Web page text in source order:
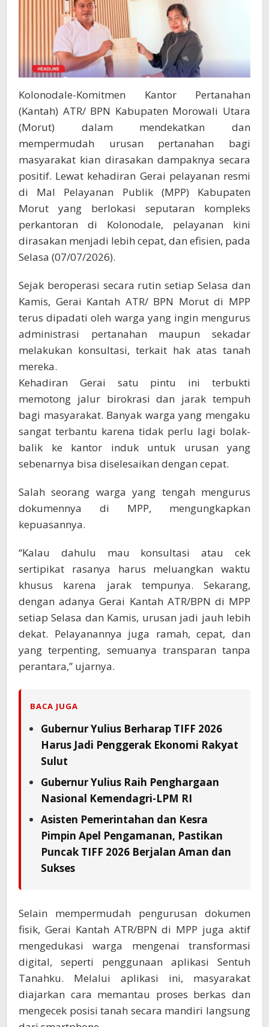
Kolonodale-Komitmen Kantor Pertanahan
(Kantah) ATR/ BPN Kabupaten Morowali Utara
(Morut) dalam mendekatkan dan
mempermudah urusan pertanahan bagi
masyarakat kian dirasakan dampaknya secara
positif. Lewat kehadiran Gerai pelayanan resmi
di Mal Pelayanan Publik (MPP) Kabupaten
Morut yang berlokasi seputaran kompleks
perkantoran di Kolonodale, pelayanan kini
dirasakan menjadi lebih cepat, dan efisien, pada
Selasa (07/07/2026).
Sejak beroperasi secara rutin setiap Selasa dan
Kamis, Gerai Kantah ATR/ BPN Morut di MPP
terus dipadati oleh warga yang ingin mengurus
administrasi pertanahan maupun sekadar
melakukan konsultasi, terkait hak atas tanah
mereka.
Kehadiran Gerai satu pintu ini terbukti
memotong jalur birokrasi dan jarak tempuh
bagi masyarakat. Banyak warga yang mengaku
sangat terbantu karena tidak perlu lagi bolak-
balik ke kantor induk untuk urusan yang
sebenarnya bisa diselesaikan dengan cepat.
Salah seorang warga yang tengah mengurus
dokumennya di MPP, mengungkapkan
kepuasannya.
“Kalau dahulu mau konsultasi atau cek
sertipikat rasanya harus meluangkan waktu
khusus karena jarak tempunya. Sekarang,
dengan adanya Gerai Kantah ATR/BPN di MPP
setiap Selasa dan Kamis, urusan jadi jauh lebih
dekat. Pelayanannya juga ramah, cepat, dan
yang terpenting, semuanya transparan tanpa
perantara,” ujarnya.
BACA JUGA
Gubernur Yulius Berharap TIFF 2026
Harus Jadi Penggerak Ekonomi Rakyat
Sulut
Gubernur Yulius Raih Penghargaan
Nasional Kemendagri-LPM RI
Asisten Pemerintahan dan Kesra
Pimpin Apel Pengamanan, Pastikan
Puncak TIFF 2026 Berjalan Aman dan
Sukses
Selain mempermudah pengurusan dokumen
fisik, Gerai Kantah ATR/BPN di MPP juga aktif
mengedukasi warga mengenai transformasi
digital, seperti penggunaan aplikasi Sentuh
Tanahku. Melalui aplikasi ini, masyarakat
diajarkan cara memantau proses berkas dan
mengecek posisi tanah secara mandiri langsung